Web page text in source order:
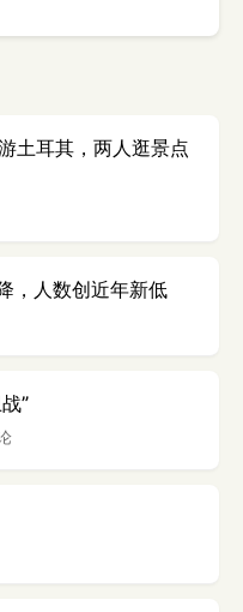
土耳其，两人逛景点
，人数创近年新低
”